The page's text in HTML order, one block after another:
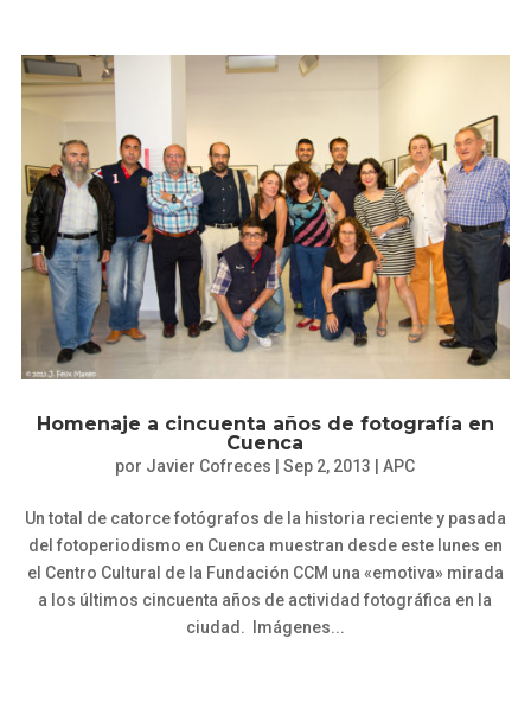
Homenaje a cincuenta años de fotografía en
Cuenca
por Javier Cofreces |Sep 2, 2013 |APC
Un total de catorce fotógrafos de la historia reciente y pasada
del fotoperiodismo en Cuenca muestran desde este lunes en
el Centro Cultural de la Fundación CCM una «emotiva» mirada
a los últimos cincuenta años de actividad fotográfica en la
ciudad. Imágenes...